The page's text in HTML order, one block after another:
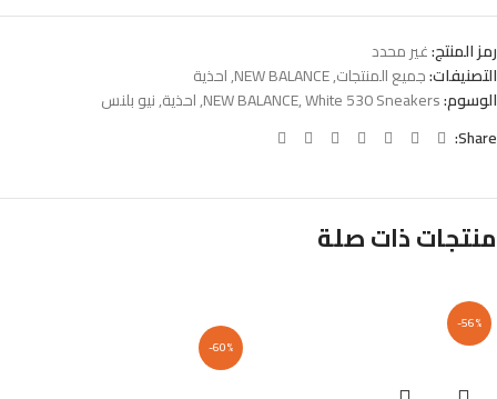
رمز المنتج:غير محدد
التصنيفات:جميع المنتجات,
NEW BALANCE
,احذية
الوسوم:
NEW BALANCE,White 530 Sneakers
,احذية,نيو بلنس
Share:
منتجات ذات صلة
-56%
-60%